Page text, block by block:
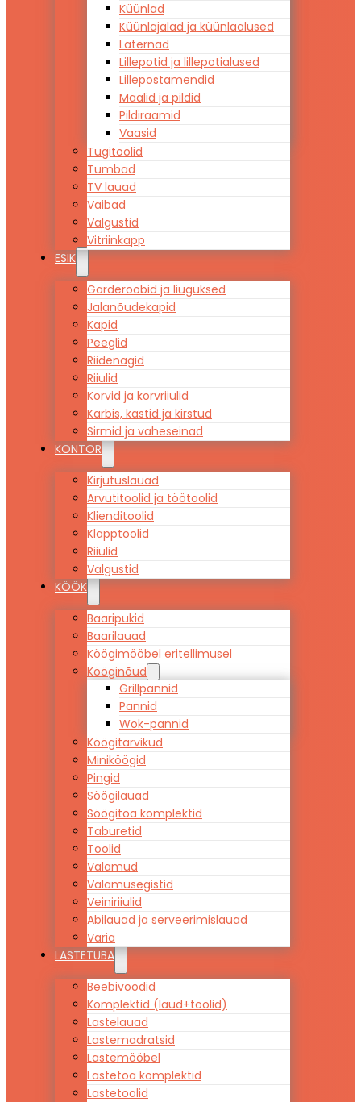
Küünlad
Küünlajalad ja küünlaalused
Laternad
Lillepotid ja lillepotialused
Lillepostamendid
Maalid ja pildid
Pildiraamid
Vaasid
Tugitoolid
Tumbad
TV lauad
Vaibad
Valgustid
Vitriinkapp
ESIK
Garderoobid ja liuguksed
Jalanõudekapid
Kapid
Peeglid
Riidenagid
Riiulid
Korvid ja korvriiulid
Karbis, kastid ja kirstud
Sirmid ja vaheseinad
KONTOR
Kirjutuslauad
Arvutitoolid ja töötoolid
Klienditoolid
Klapptoolid
Riiulid
Valgustid
KÖÖK
Baaripukid
Baarilauad
Köögimööbel eritellimusel
Kööginõud
Grillpannid
Pannid
Wok-pannid
Köögitarvikud
Miniköögid
Pingid
Söögilauad
Söögitoa komplektid
Taburetid
Toolid
Valamud
Valamusegistid
Veiniriiulid
Abilauad ja serveerimislauad
Varia
LASTETUBA
Beebivoodid
Komplektid (laud+toolid)
Lastelauad
Lastemadratsid
Lastemööbel
Lastetoa komplektid
Lastetoolid